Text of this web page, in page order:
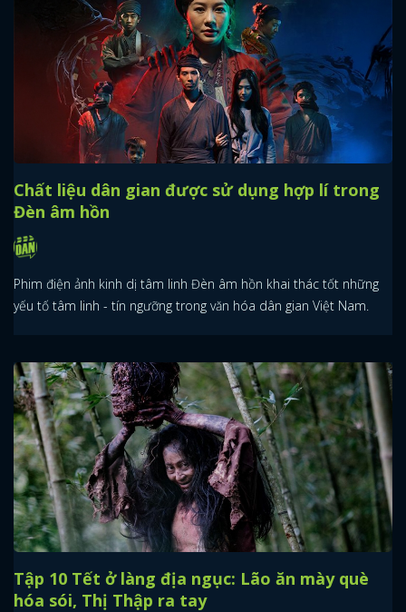
Chất liệu dân gian được sử dụng hợp lí trong
Đèn âm hồn
Phim điện ảnh kinh dị tâm linh Đèn âm hồn khai thác tốt những
yếu tố tâm linh - tín ngưỡng trong văn hóa dân gian Việt Nam.
Tập 10 Tết ở làng địa ngục: Lão ăn mày què
hóa sói, Thị Thập ra tay